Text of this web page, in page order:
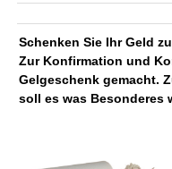
Schenken Sie Ihr Geld
Zur Konfirmation und
Gelgeschenk gemacht.
soll es was Besonderes